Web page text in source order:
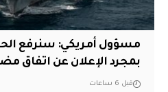
مسؤول أمريكي: سنرفع
بمجرد الإعلان عن اتفاق
قبل 6 ساعات